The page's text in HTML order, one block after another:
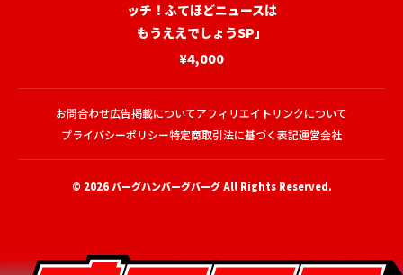
ッチ！ふてほどニュースは
もうええでしょうSP」
¥4,000
お問合わせ広告掲載についてアフィリエイトリンクについて
プライバシーポリシー特定商取引法に基づく表記運営会社
© 2026バーグハンバーグバーグAll Rights Reserved.